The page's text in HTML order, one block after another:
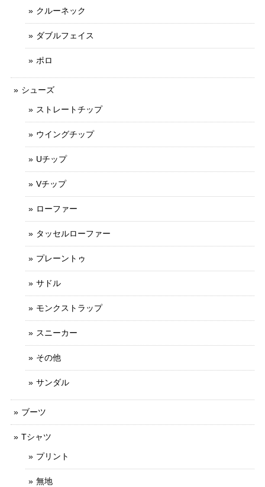
クルーネック
ダブルフェイス
ポロ
シューズ
ストレートチップ
ウイングチップ
Uチップ
Vチップ
ローファー
タッセルローファー
プレーントゥ
サドル
モンクストラップ
スニーカー
その他
サンダル
ブーツ
Tシャツ
プリント
無地